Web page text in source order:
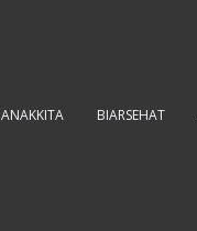
ANAKKITA BIARSEHAT